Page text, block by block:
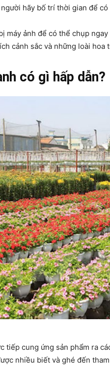
hãy bố trí thời gian để
máy ảnh để có thể chụp
cảnh sắc và những loài hoa
có gì hấp dẫn?
tiếp cung ứng sản phẩm ra
nhiều biết và ghé đến